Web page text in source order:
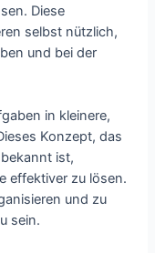
Diese
selbst nützlich,
und bei der
in kleinere,
Konzept, das
bekannt ist,
effektiver zu lösen.
und zu
sein.